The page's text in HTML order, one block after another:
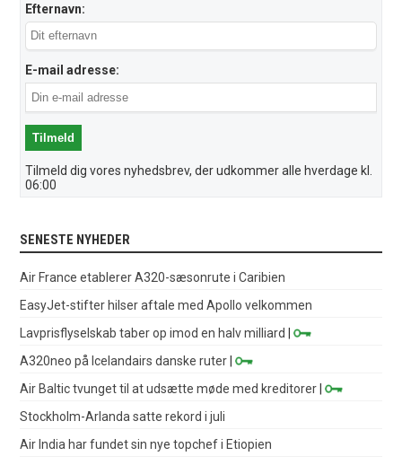
Efternavn:
E-mail adresse:
Tilmeld dig vores nyhedsbrev, der udkommer alle hverdage kl.
06:00
SENESTE NYHEDER
Air France etablerer A320-sæsonrute i Caribien
EasyJet-stifter hilser aftale med Apollo velkommen
Lavprisflyselskab taber op imod en halv milliard
|
A320neo på Icelandairs danske ruter |
Air Baltic tvunget til at udsætte møde med kreditorer |
Stockholm-Arlanda satte rekord i juli
Air India har fundet sin nye topchef i Etiopien